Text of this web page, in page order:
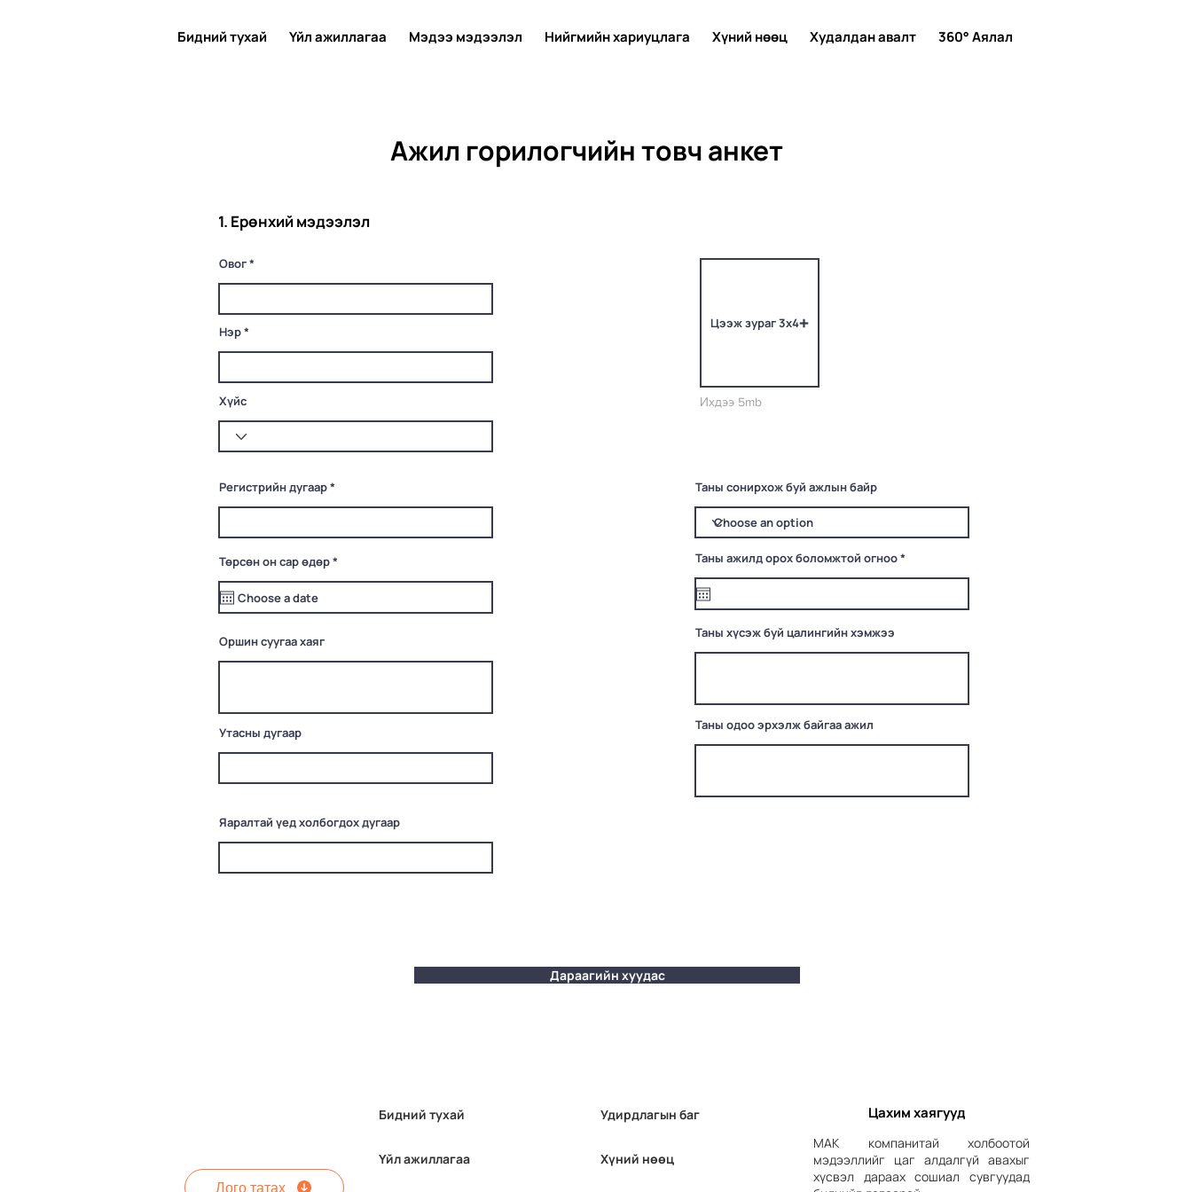
Бидний тухай Үйл ажиллагаа Мэдээ мэдээлэл Нийгмийн хариуцлага Хүний нөөц Худалдан авалт 360° Аялал
Ажил горилогчийн товч анкет
1. Ерөнхий мэдээлэл
Овог
Нэр
Хүйс
Регистрийн дугаар
Төрсөн он сар өдөр*
q
r
Оршин суугаа хаяг
Утасны дугаар
Цээж зураг 3х4
Ихдээ 5mb
Таны сонирхож буй ажлын байр
Таны ажилд орох боломжтой огноо*
q
r
Таны хүсэж буй цалингийн хэмжээ
Таны одоо эрхэлж байгаа ажил
Яаралтай үед холбогдох дугаар
Дараагийн хуудас
Лого татах
Бидний тухай
Үйл ажиллагаа
Удирдлагын баг
Хүний нөөц
Цахим хаягууд
МАК компанитай холбоотой
мэдээллийг цаг алдалгүй авахыг
хүсвэл дараах сошиал сувгуудад